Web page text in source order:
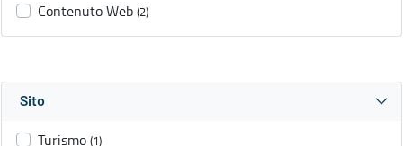
Contenuto Web (2)
Sito
Turismo (1)